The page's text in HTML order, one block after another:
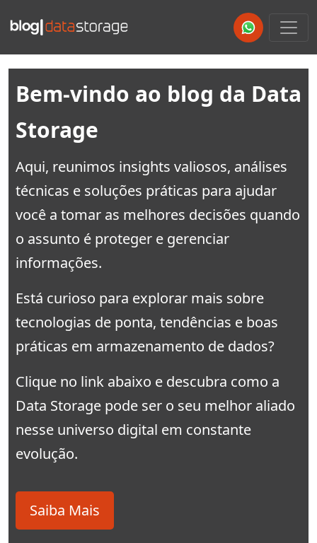
Anterior
Bem-vindo ao blog da Data
Storage
Aqui, reunimos insights valiosos, análises
técnicas e soluções práticas para ajudar
você a tomar as melhores decisões quando
o assunto é proteger e gerenciar
informações.
Está curioso para explorar mais sobre
tecnologias de ponta, tendências e boas
práticas em armazenamento de dados?
Clique no link abaixo e descubra como a
Data Storage pode ser o seu melhor aliado
nesse universo digital em constante
evolução.
Saiba Mais